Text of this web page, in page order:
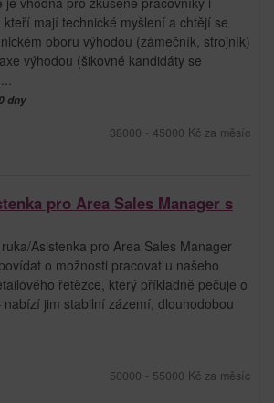
kteří mají technické myšlení a chtějí se
oboru výhodou (zámečník, strojník)
výhodou (šikovné kandidáty se
dny
38000 - 45000 Kč za měsíc
pro Area Sales Manager s
Asistenka pro Area Sales Manager
o možnosti pracovat u našeho
řetězce, který příkladně pečuje o
nabízí jim stabilní zázemí, dlouhodobou
50000 - 55000 Kč za měsíc